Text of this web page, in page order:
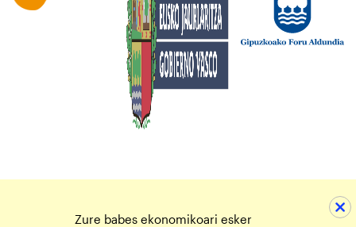
Zure babes ekonomikoari esker